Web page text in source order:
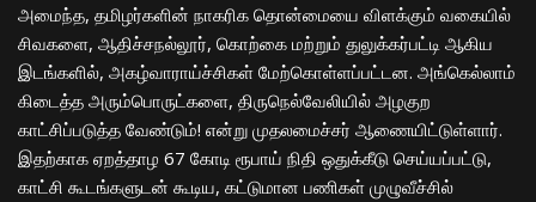
அமைந்த, தமிழர்களின் நாகரிக தொன்மையை விளக்கும் வகையில்
சிவகளை, ஆதிச்சநல்லூர், கொற்கை மற்றும் துலுக்கர்பட்டி ஆகிய
இடங்களில், அகழ்வாராய்ச்சிகள் மேற்கொள்ளப்பட்டன. அங்கெல்லாம்
கிடைத்த அரும்பொருட்களை, திருநெல்வேலியில் அழகுற
காட்சிப்படுத்த வேண்டும்! என்று முதலமைச்சர் ஆணையிட்டுள்ளார்.
இதற்காக ஏறத்தாழ 67 கோடி ரூபாய் நிதி ஒதுக்கீடு செய்யப்பட்டு,
காட்சி கூடங்களுடன் கூடிய, கட்டுமான பணிகள் முழுவீச்சில்